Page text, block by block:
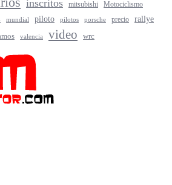
inscritos mitsubishi Motociclismo
mundial piloto pilotos porsche precio rallye
valencia video wrc